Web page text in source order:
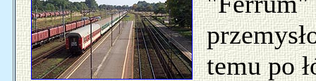
temu po